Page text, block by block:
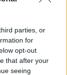
parties, or
for
opt-out
that after your
seeing
Ikke fordi vi
siger